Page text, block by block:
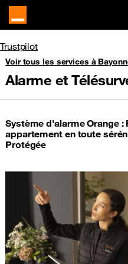
Trustpilot
Voir tous les services à
Alarme et
Système d'alarme Orange
appartement en toute
Protégée